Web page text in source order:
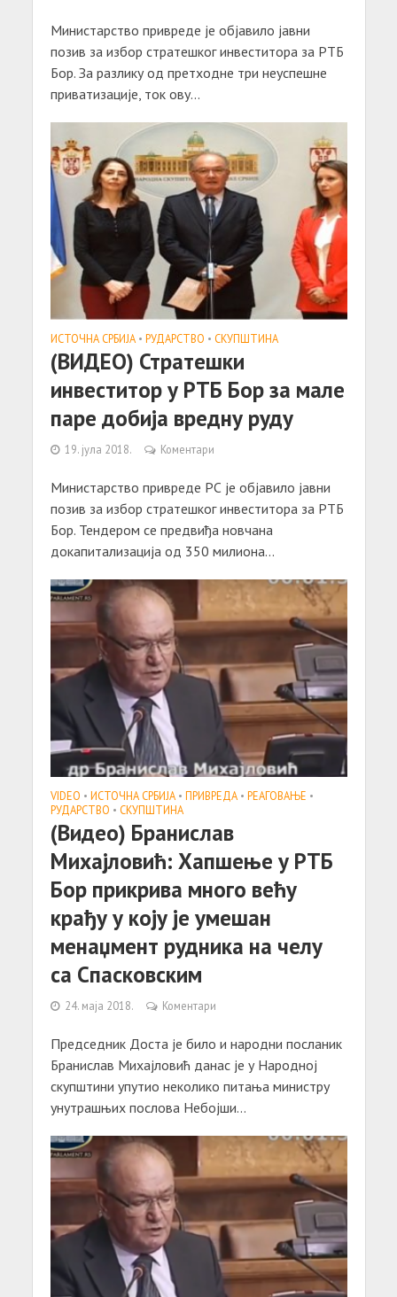
Mинистарство привреде је објавило јавни
позив за избор стратешког инвеститора за РТБ
Бор. За разлику од претходне три неуспешне
приватизације, ток ову...
ИСТОЧНА СРБИЈА • РУДАРСТВО • СКУПШТИНА
(ВИДЕО) Стратешки
инвеститор у РТБ Бор за мале
паре добија вредну руду
19. јула 2018. Коментари
Министарство привреде РС је објавило јавни
позив за избор стратешког инвеститора за РТБ
Бор. Тендером се предвиђа новчана
докапитализација од 350 милиона...
VIDEO • ИСТОЧНА СРБИЈА • ПРИВРЕДА • РЕАГОВАЊЕ •
РУДАРСТВО • СКУПШТИНА
(Видео) Бранислав
Михајловић: Хапшење у РТБ
Бор прикрива много већу
крађу у коју је умешан
менаџмент рудника на челу
са Спасковским
24. маја 2018. Коментари
Председник Доста је било и народни посланик
Бранислав Михајловић данас је у Народној
скупштини упутио неколико питања министру
унутрашњих послова Небојши...